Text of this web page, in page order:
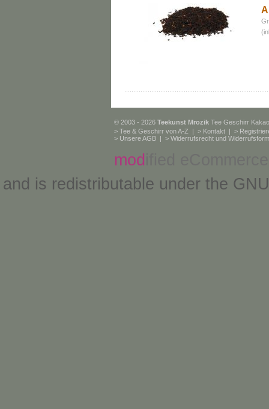
© 2003 - 2026 Teekunst Mrozik Tee Geschirr
> Tee & Geschirr von A-Z | > Kontakt | >
> Unsere AGB | > Widerrufsrecht und
mod
and is redistributable under the